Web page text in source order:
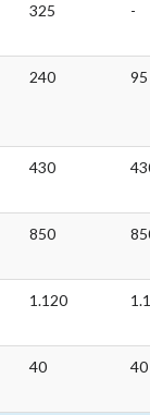
325 -
240 95
430
850
1.120
40 40